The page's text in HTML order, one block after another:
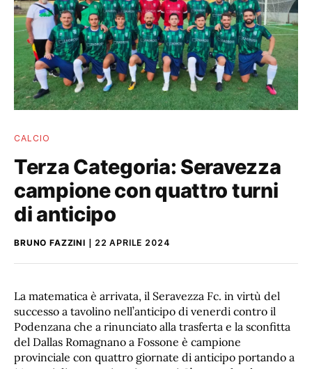
CALCIO
Terza Categoria: Seravezza
campione con quattro turni
di anticipo
BRUNO FAZZINI 22 APRILE 2024
La matematica è arrivata, il Seravezza Fc. in virtù del
successo a tavolino nell’anticipo di venerdi contro il
Podenzana che a rinunciato alla trasferta e la sconfitta
del Dallas Romagnano a Fossone è campione
provinciale con quattro giornate di anticipo portando a